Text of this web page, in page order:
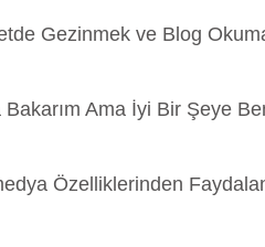
Gezinmek ve Blog
Bakarım Ama İyi Bir Şeye
Özelliklerinden